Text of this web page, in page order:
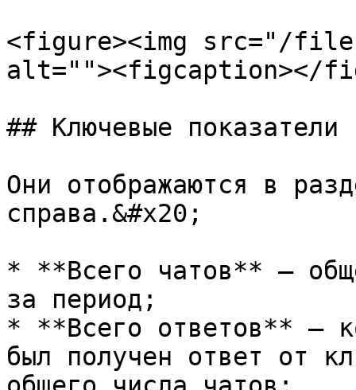
<figure><img src="/
alt=""><figcaption></
## Ключевые показатели
Они отображаются в
справа.&#x20;
* **Всего чатов** —
за период;
* **Всего ответов** —
был получен ответ от